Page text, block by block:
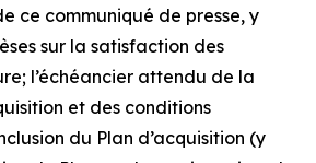
ce communiqué de presse, y
sur la satisfaction des
l’échéancier attendu de la
et des conditions
du Plan d’acquisition (y